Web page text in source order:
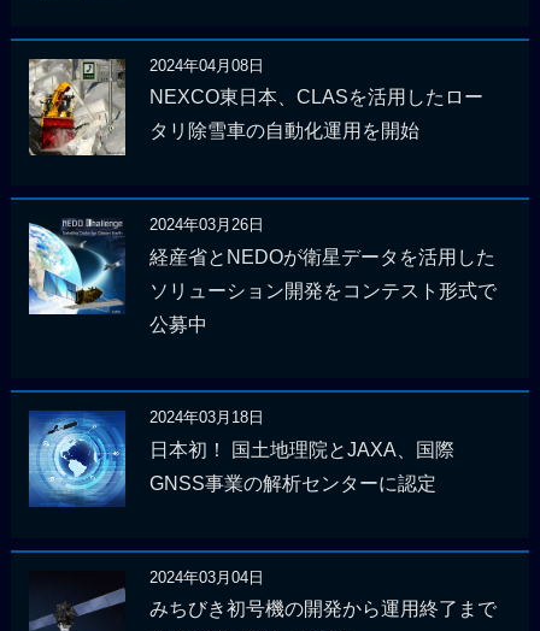
2024年04月08日
NEXCO東日本、CLASを活用したロー
タリ除雪車の自動化運用を開始
2024年03月26日
経産省とNEDOが衛星データを活用した
ソリューション開発をコンテスト形式で
公募中
2024年03月18日
日本初！ 国土地理院とJAXA、国際
GNSS事業の解析センターに認定
2024年03月04日
みちびき初号機の開発から運用終了まで